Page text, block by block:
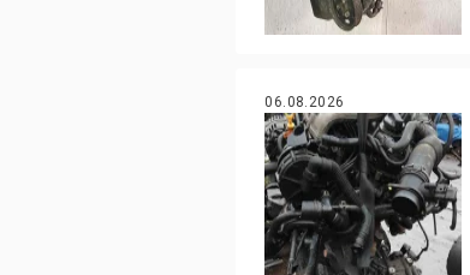
06.08.2026